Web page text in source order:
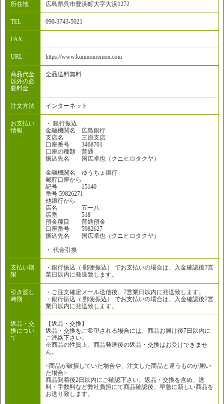
所在地 広島県呉市豊浜町大字大浜1272
TEL 090-3743-5021
FAX
URL https://www.kuninouremon.com
商品代金
以外の必
要料金
全品送料無料
注文方法 インターネット
お支払い
情報
・ 銀行振込
金融機関名 広島銀行
支店名 三原支店
口座番号 3468701
口座の種類 普通
振込先名 国広卓也（クニヒロタクヤ）
金融機関名 ゆうちょ銀行
郵貯口座から
記号 15140
番号 59826271
他銀行から
店名 五一八
店番 518
預金種目 普通預金
口座番号 5982627
振込先名 国広卓也（クニヒロタクヤ）
・ 代金引換
支払い期
限
・銀行振込（ 郵便振込） でお支払いの場合は、入金確認後7営
業日以内に発送致します。
引き渡し
時期
・ご注文確定メール送信後、7営業日以内に発送致します。
・銀行振込（ 郵便振込） でお支払いの場合は、入金確認後7営
業日以内に発送致します。
返品・交
換につい
て
【返品・交換】
返品・交換をご希望される場合には、商品お届け後7日以内に
ご連絡下さい。
※商品の性質上、商品発送後の返品・交換はお受けできませ
ん。
<商品が破損していた場合や、注文した商品と違うものが届い
た場合>
商品到着後2日以内にご確認下さい。返品・交換を含め、送
料・手数料など弊社負担にて商品確認後、早急に新しい商品を
お送り致します。